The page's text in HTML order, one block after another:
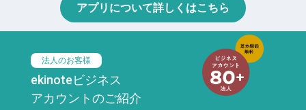
アプリについて詳しくはこちら
法人のお客様
ekinoteビジネス
アカウントのご紹介